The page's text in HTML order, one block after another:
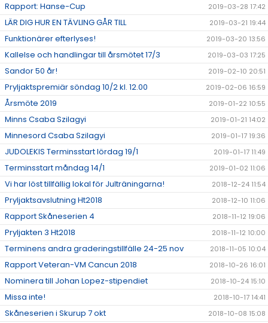
Rapport: Hanse-Cup 2019-03-28 17:42
LÄR DIG HUR EN TÄVLING GÅR TILL 2019-03-21 19:44
Funktionärer efterlyses! 2019-03-20 13:56
Kallelse och handlingar till årsmötet 17/3 2019-03-03 17:25
Sandor 50 år! 2019-02-10 20:51
Pryljaktspremiär söndag 10/2 kl. 12.00 2019-02-06 16:59
Årsmöte 2019 2019-01-22 10:55
Minns Csaba Szilagyi 2019-01-21 14:02
Minnesord Csaba Szilagyi 2019-01-17 19:36
JUDOLEKIS Terminsstart lördag 19/1 2019-01-17 11:49
Terminsstart måndag 14/1 2019-01-02 11:06
Vi har löst tillfällig lokal för Julträningarna! 2018-12-24 11:54
Pryljaktsavslutning Ht2018 2018-12-10 11:06
Rapport Skåneserien 4 2018-11-12 19:06
Pryljakten 3 Ht2018 2018-11-12 10:00
Terminens andra graderingstillfälle 24-25 nov 2018-11-05 10:04
Rapport Veteran-VM Cancun 2018 2018-10-26 16:01
Nominera till Johan Lopez-stipendiet 2018-10-24 15:10
Missa inte! 2018-10-17 14:41
Skåneserien i Skurup 7 okt 2018-10-08 15:08